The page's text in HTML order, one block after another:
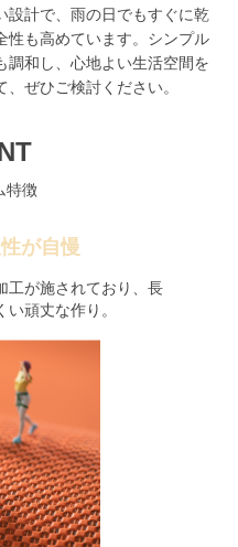
設計で、雨の日でもすぐに乾
性も高めています。シンプル
調和し、心地よい生活空間を
ぜひご検討ください。
特徴
が自慢
工が施されており、長
頑丈な作り。